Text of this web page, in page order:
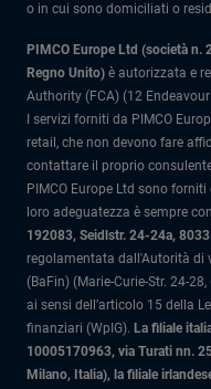
o in cui sono domiciliati o
PIMCO Europe Ltd (società n.
Regno Unito) è autorizzata e
Authority (FCA) (12
I servizi forniti da PIMCO
retail, che non devono fare
contattare il proprio
PIMCO Europe Ltd sono
loro adeguatezza è sempre
192083, Seidlstr. 24-24a,
regolamentata dall'Autorità di
(BaFin) (Marie-Curie-Str. 24-
ai sensi dell’articolo 15 della
finanziari (WpIG). La filiale
10005170963, via Turati nn.
Milano, Italia), la filiale